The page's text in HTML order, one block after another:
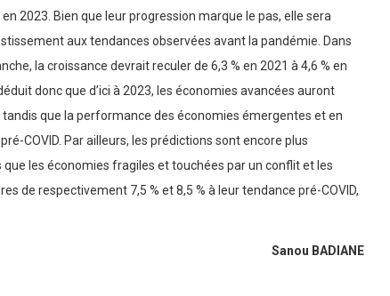
2023. Bien que leur progression marque le pas, elle sera
aux tendances observées avant la pandémie. Dans
la croissance devrait reculer de 6,3 % en 2021 à 4,6 % en
donc que d’ici à 2023, les économies avancées auront
que la performance des économies émergentes et en
COVID. Par ailleurs, les prédictions sont encore plus
les économies fragiles et touchées par un conflit et les
de respectivement 7,5 % et 8,5 % à leur tendance pré-COVID,
Sanou BADIANE